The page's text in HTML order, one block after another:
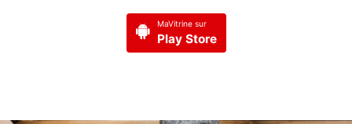
MaVitrine sur
Play Store